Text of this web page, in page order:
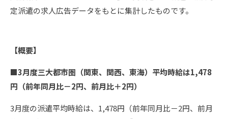
定派遣の求人広告データをもとに集計したものです。
【概要】
■3月度三大都市圏（関東、関西、東海）平均時給は1,478
円（前年同月比－2円、前月比＋2円）
3月度の派遣平均時給は、1,478円（前年同月比－2円、前月